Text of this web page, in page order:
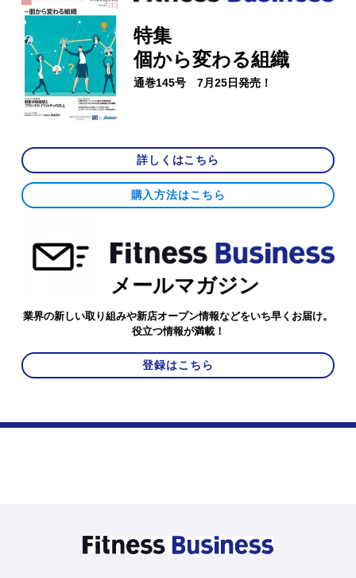
特集
個から変わる組織
通巻145号 7月25日発売！
詳しくはこちら
購入方法はこちら
メールマガジン
業界の新しい取り組みや新店オープン情報などをいち早くお届け。
役立つ情報が満載！
登録はこちら